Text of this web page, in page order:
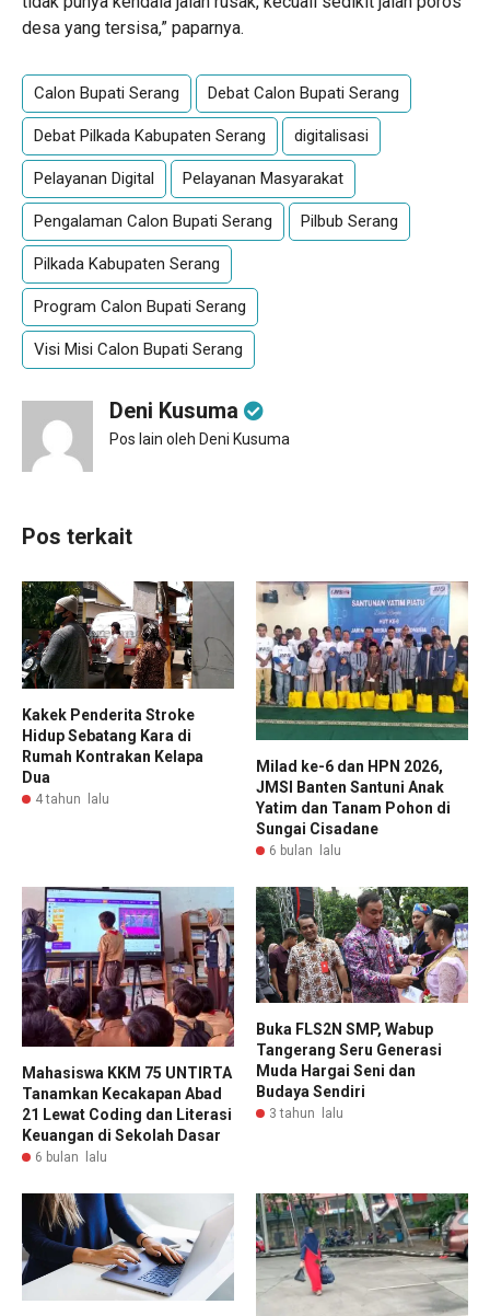
desa yang tersisa,” paparnya.
Calon Bupati Serang Debat Calon Bupati Serang
Debat Pilkada Kabupaten Serang digitalisasi
Pelayanan Digital Pelayanan Masyarakat
Pengalaman Calon Bupati Serang Pilbub Serang
Pilkada Kabupaten Serang
Program Calon Bupati Serang
Visi Misi Calon Bupati Serang
Deni Kusuma
Pos lain oleh Deni Kusuma
Pos terkait
Kakek Penderita Stroke
Hidup Sebatang Kara di
Rumah Kontrakan Kelapa
Dua
4 tahun lalu
Milad ke-6 dan HPN 2026,
JMSI Banten Santuni Anak
Yatim dan Tanam Pohon di
Sungai Cisadane
6 bulan lalu
Mahasiswa KKM 75 UNTIRTA
Tanamkan Kecakapan Abad
21 Lewat Coding dan Literasi
Keuangan di Sekolah Dasar
6 bulan lalu
Buka FLS2N SMP, Wabup
Tangerang Seru Generasi
Muda Hargai Seni dan
Budaya Sendiri
3 tahun lalu